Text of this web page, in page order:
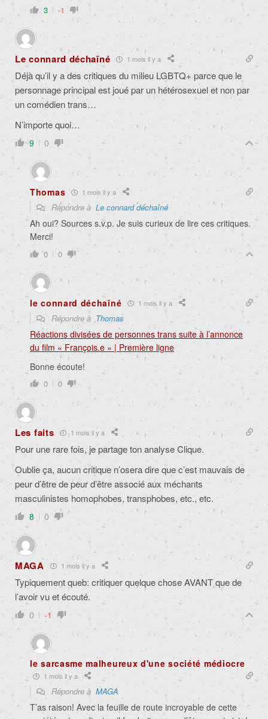
3 -1
Le connard déchaîné 1 mois il y a
Déjà qu’il y a des critiques du milieu LGBTQ+ parce que le
personnage principal est joué par un hétérosexuel et non par
un comédien trans…
N’importe quoi…
9 0
Thomas 1 mois il y a
Répondre à Le connard déchaîné
Ah oui? Sources s.v.p. Je suis curieux de lire ces critiques.
Merci!
0 0
le connard déchaîné 1 mois il y a
Répondre à Thomas
Réactions divisées de personnes trans suite à l’annonce
du film « François.e » | Première ligne
Bonne écoute!
0 0
Les faits 1 mois il y a
Pour une rare fois, je partage ton analyse Clique.
Oublie ça, aucun critique n’osera dire que c’est mauvais de
peur d’être de peur d’être associé aux méchants
masculinistes homophobes, transphobes, etc., etc.
8 0
MAGA 1 mois il y a
Typiquement queb: critiquer quelque chose AVANT que de
l’avoir vu et écouté.
0 -1
le sarcasme malheureux d'une société médiocre
1 mois il y a
Répondre à MAGA
T’as raison! Avec la feuille de route incroyable de cette